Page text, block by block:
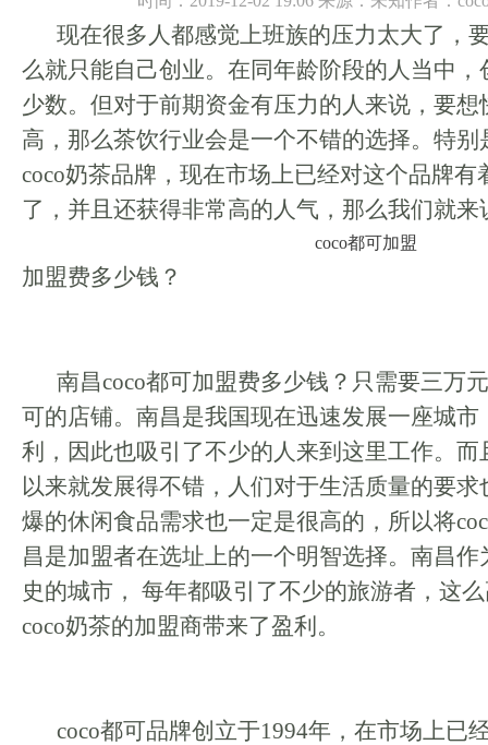
现在很多人都感觉上班族的压力太大了，
么就只能自己创业。在同年龄阶段的人当中，
少数。但对于前期资金有压力的人来说，要
高，那么茶饮行业会是一个不错的选择。特
coco奶茶品牌，现在市场上已经对这个品牌有
了，并且还获得非常高的人气，那么我们就来
coco都可加盟
加盟费多少钱？
南昌coco都可加盟费多少钱？只需要三万
可的店铺。南昌是我国现在迅速发展一座城市
利，因此也吸引了不少的人来到这里工作。而
以来就发展得不错，人们对于生活质量的要
爆的休闲食品需求也一定是很高的，所以将
昌是加盟者在选址上的一个明智选择。南昌
史的城市， 每年都吸引了不少的旅游者，这
coco奶茶的加盟商带来了盈利。
coco都可品牌创立于1994年，在市场上已